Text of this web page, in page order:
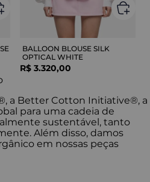
BALLOON BLOUSE SILK
OPTICAL WHITE
R$ 3.320,00
a Better Cotton Initiative®, a
para uma cadeia de
sustentável, tanto
Além disso, damos
em nossas peças